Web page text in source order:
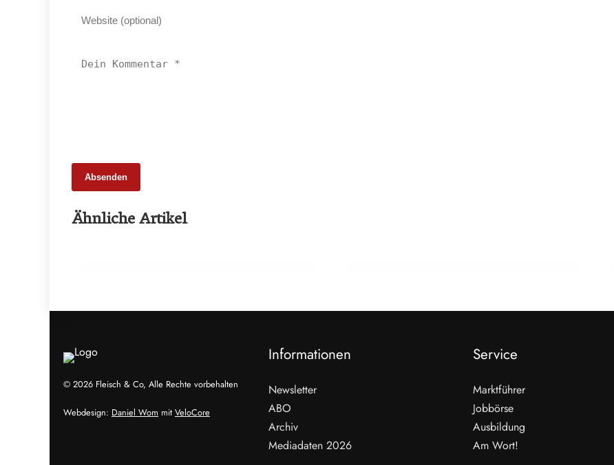
Absenden
Ähnliche Artikel
Neues Rekordniveau: Bio-Anteil nähert
© 2026 Fleisch & Co, Alle Rechte vorbehalten
Webdesign: Daniel Wom mit VeloCore
Informationen
Newsletter
ABO
Archiv
Mediadaten 2026
Service
Marktführer
Jobbörse
Ausbildung
Am Wort!